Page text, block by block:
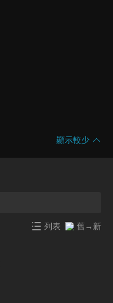
顯示較少
列表 舊→新